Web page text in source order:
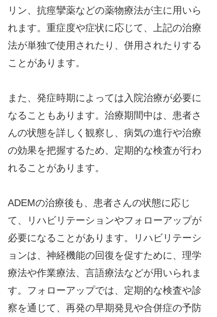
リン、抗痙攣薬などの薬物療法が主に用いら
れます。重症度や症状に応じて、上記の治療
法が単独で使用されたり、併用されたりする
ことがあります。
また、発症時期によっては入院治療が必要に
なることもあります。治療期間中は、患者さ
んの状態を詳しく観察し、病気の進行や治療
の効果を把握するため、定期的な検査が行わ
れることがあります。
ADEMの治療後も、患者さんの状態に応じ
て、リハビリテーションやフォローアップが
必要になることがあります。リハビリテーシ
ョンは、神経機能の回復を促すために、理学
療法や作業療法、言語療法などが用いられま
す。フォローアップでは、定期的な検査や診
察を通じて、再発の早期発見や合併症の予防